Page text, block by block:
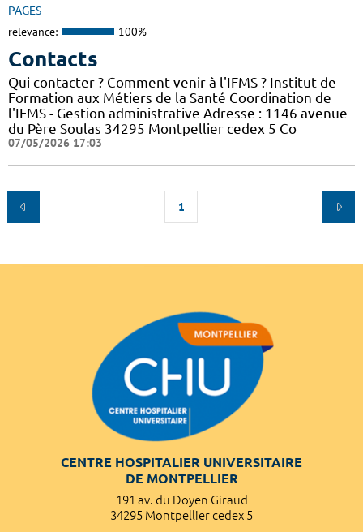
PAGES
relevance: 100%
Contacts
Qui contacter ? Comment venir à l'IFMS ? Institut de
Formation aux Métiers de la Santé Coordination de
l'IFMS - Gestion administrative Adresse : 1146 avenue
du Père Soulas 34295 Montpellier cedex 5 Co
07/05/2026 17:03
1
CENTRE HOSPITALIER UNIVERSITAIRE
DE MONTPELLIER
191 av. du Doyen Giraud
34295 Montpellier cedex 5